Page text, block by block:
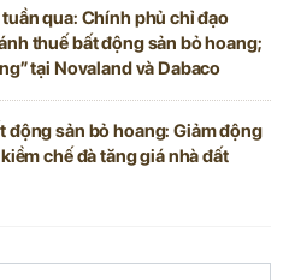
qua: Chính phủ chỉ đạo
thuế bất động sản bỏ hoang;
tại Novaland và Dabaco
động sản bỏ hoang: Giảm động
chế đà tăng giá nhà đất